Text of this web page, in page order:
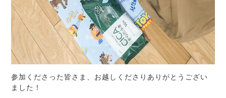
参加くださった皆さま、お越しくださりありがとうござい
ました！